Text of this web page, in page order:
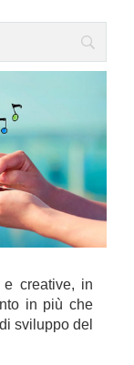
e creative, in
in più che
sviluppo del